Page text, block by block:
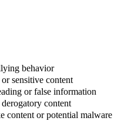
behavior
sensitive content
or false information
content
content or potential malware